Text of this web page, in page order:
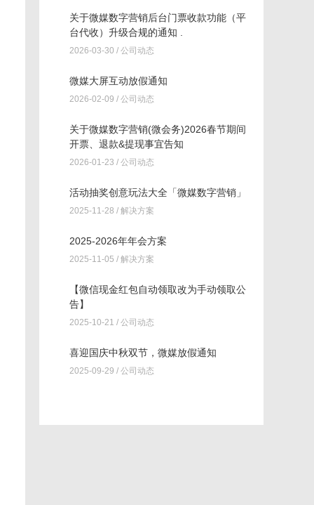
关于微媒数字营销后台门票收款功能（平
台代收）升级合规的通知 .
2026-03-30 / 公司动态
微媒大屏互动放假通知
2026-02-09 / 公司动态
关于微媒数字营销(微会务)2026春节期间
开票、退款&提现事宜告知
2026-01-23 / 公司动态
活动抽奖创意玩法大全「微媒数字营销」
2025-11-28 / 解决方案
2025-2026年年会方案
2025-11-05 / 解决方案
【微信现金红包自动领取改为手动领取公
告】
2025-10-21 / 公司动态
喜迎国庆中秋双节，微媒放假通知
2025-09-29 / 公司动态